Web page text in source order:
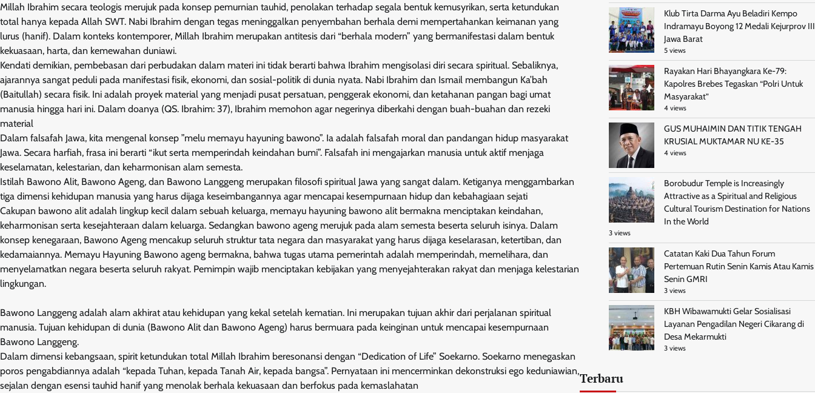
Millah Ibrahim secara teologis merujuk pada konsep pemurnian tauhid, penolakan terhadap segala bentuk kemusyrikan, serta ketundukan
total hanya kepada Allah SWT. Nabi Ibrahim dengan tegas meninggalkan penyembahan berhala demi mempertahankan keimanan yang
lurus (hanif). Dalam konteks kontemporer, Millah Ibrahim merupakan antitesis dari “berhala modern” yang bermanifestasi dalam bentuk
kekuasaan, harta, dan kemewahan duniawi.
Kendati demikian, pembebasan dari perbudakan dalam materi ini tidak berarti bahwa Ibrahim mengisolasi diri secara spiritual. Sebaliknya,
ajarannya sangat peduli pada manifestasi fisik, ekonomi, dan sosial-politik di dunia nyata. Nabi Ibrahim dan Ismail membangun Ka’bah
(Baitullah) secara fisik. Ini adalah proyek material yang menjadi pusat persatuan, penggerak ekonomi, dan ketahanan pangan bagi umat
manusia hingga hari ini. Dalam doanya (QS. Ibrahim: 37), Ibrahim memohon agar negerinya diberkahi dengan buah-buahan dan rezeki
material
Dalam falsafah Jawa, kita mengenal konsep ”melu memayu hayuning bawono”. Ia adalah falsafah moral dan pandangan hidup masyarakat
Jawa. Secara harfiah, frasa ini berarti “ikut serta memperindah keindahan bumi”. Falsafah ini mengajarkan manusia untuk aktif menjaga
keselamatan, kelestarian, dan keharmonisan alam semesta.
Istilah Bawono Alit, Bawono Ageng, dan Bawono Langgeng merupakan filosofi spiritual Jawa yang sangat dalam. Ketiganya menggambarkan
tiga dimensi kehidupan manusia yang harus dijaga keseimbangannya agar mencapai kesempurnaan hidup dan kebahagiaan sejati
Cakupan bawono alit adalah lingkup kecil dalam sebuah keluarga, memayu hayuning bawono alit bermakna menciptakan keindahan,
keharmonisan serta kesejahteraan dalam keluarga. Sedangkan bawono ageng merujuk pada alam semesta beserta seluruh isinya. Dalam
konsep kenegaraan, Bawono Ageng mencakup seluruh struktur tata negara dan masyarakat yang harus dijaga keselarasan, ketertiban, dan
kedamaiannya. Memayu Hayuning Bawono ageng bermakna, bahwa tugas utama pemerintah adalah memperindah, memelihara, dan
menyelamatkan negara beserta seluruh rakyat. Pemimpin wajib menciptakan kebijakan yang menyejahterakan rakyat dan menjaga kelestarian
lingkungan.
Bawono Langgeng adalah alam akhirat atau kehidupan yang kekal setelah kematian. Ini merupakan tujuan akhir dari perjalanan spiritual
manusia. Tujuan kehidupan di dunia (Bawono Alit dan Bawono Ageng) harus bermuara pada keinginan untuk mencapai kesempurnaan
Bawono Langgeng.
Dalam dimensi kebangsaan, spirit ketundukan total Millah Ibrahim beresonansi dengan “Dedication of Life” Soekarno. Soekarno menegaskan
poros pengabdiannya adalah “kepada Tuhan, kepada Tanah Air, kepada bangsa”. Pernyataan ini mencerminkan dekonstruksi ego keduniawian,
sejalan dengan esensi tauhid hanif yang menolak berhala kekuasaan dan berfokus pada kemaslahatan
Klub Tirta Darma Ayu Beladiri Kempo
Indramayu Boyong 12 Medali Kejurprov III
Jawa Barat
5 views
Rayakan Hari Bhayangkara Ke-79:
Kapolres Brebes Tegaskan “Polri Untuk
Masyarakat”
4 views
GUS MUHAIMIN DAN TITIK TENGAH
KRUSIAL MUKTAMAR NU KE-35
4 views
Borobudur Temple is Increasingly
Attractive as a Spiritual and Religious
Cultural Tourism Destination for Nations
In the World
3 views
Catatan Kaki Dua Tahun Forum
Pertemuan Rutin Senin Kamis Atau Kamis
Senin GMRI
3 views
KBH Wibawamukti Gelar Sosialisasi
Layanan Pengadilan Negeri Cikarang di
Desa Mekarmukti
3 views
Terbaru